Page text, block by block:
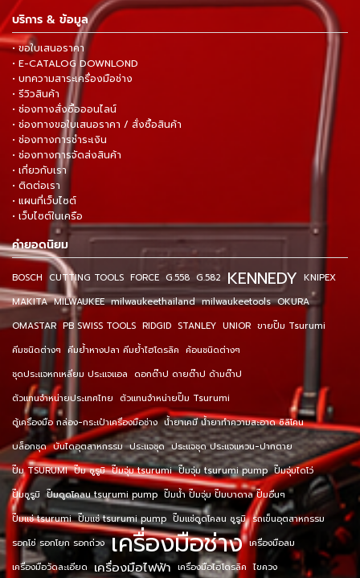
บริการ & ข้อมูล
• ขอใบเสนอราคา
• E-CATALOG DOWNLOND
• บทความสาระเครื่องมือช่าง
• รีวิวสินค้า
• ช่องทางสั่งซื้อออนไลน์
• ช่องทางขอใบเสนอราคา / สั่งซื้อสินค้า
• ช่องทางการชำระเงิน
• ช่องทางการจัดส่งสินค้า
• เกี่ยวกับเรา
• ติดต่อเรา
• แผนที่เว็บไซต์
• เว็บไซต์ในเครือ
คำยอดนิยม
BOSCH CUTTING TOOLS FORCE G.558 G.582 KENNEDY KNIPEX
MAKITA MILWAUKEE milwaukeethailand milwaukeetools OKURA
OMASTAR PB SWISS TOOLS RIDGID STANLEY UNIOR ขายปั๊ม Tsurumi
คีมชนิดต่างๆ คีมย้ำหางปลา คีมย้ำไฮโดรลิค ค้อนชนิดต่างๆ
ชุดประแจหกเหลี่ยม ประแจแอล ดอกต๊าป ดายต๊าป ด้ามต๊าป
ตัวแทนจำหน่ายประเทศไทย ตัวแทนจำหน่ายปั๊ม Tsurumi
ตู้เครื่องมือ กล่อง-กระเป๋าเครื่องมือช่าง น้ำยาเคมี น้ำยาทำความสะอาด ซิลิโคน
บล็อกชุด บันไดอุตสาหกรรม ประแจชุด ประแจชุด ประแจแหวน-ปากตาย
ปั๊ม TSURUMI ปั๊ม ซูรูมิ ปั๊มจุ่ม tsurumi ปั๊มจุ่ม tsurumi pump ปั๊มจุ่มไดโว่
ปั๊มซูรูมิ ปั๊มดูดโคลน tsurumi pump ปั๊มน้ำ ปั๊มจุ่ม ปั๊มบาดาล ปั๊มอื่นๆ
ปั๊มแช่ tsurumi ปั๊มแช่ tsurumi pump ปั๊มแช่ดูดโคลน ซูรูมิ รถเข็นอุตสาหกรรม
รอกโซ่ รอกโยก รอกถ่วง เครื่องมือช่าง เครื่องมือลม
เครื่องมือวัดละเอียด เครื่องมือไฟฟ้า เครื่องมือไฮโดรลิค ไขควง